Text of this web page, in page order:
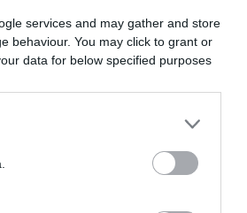
services and may gather and store
behaviour. You may click to grant or
data for below specified purposes